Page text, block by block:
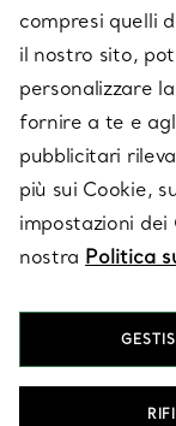
SU TIFFANY & CO.
LEGALE
SEGUICI
compresi quelli
il nostro sito,
personalizzare
fornire a te e
pubblicitari
più sui Cookie,
impostazioni dei
nostra Politica